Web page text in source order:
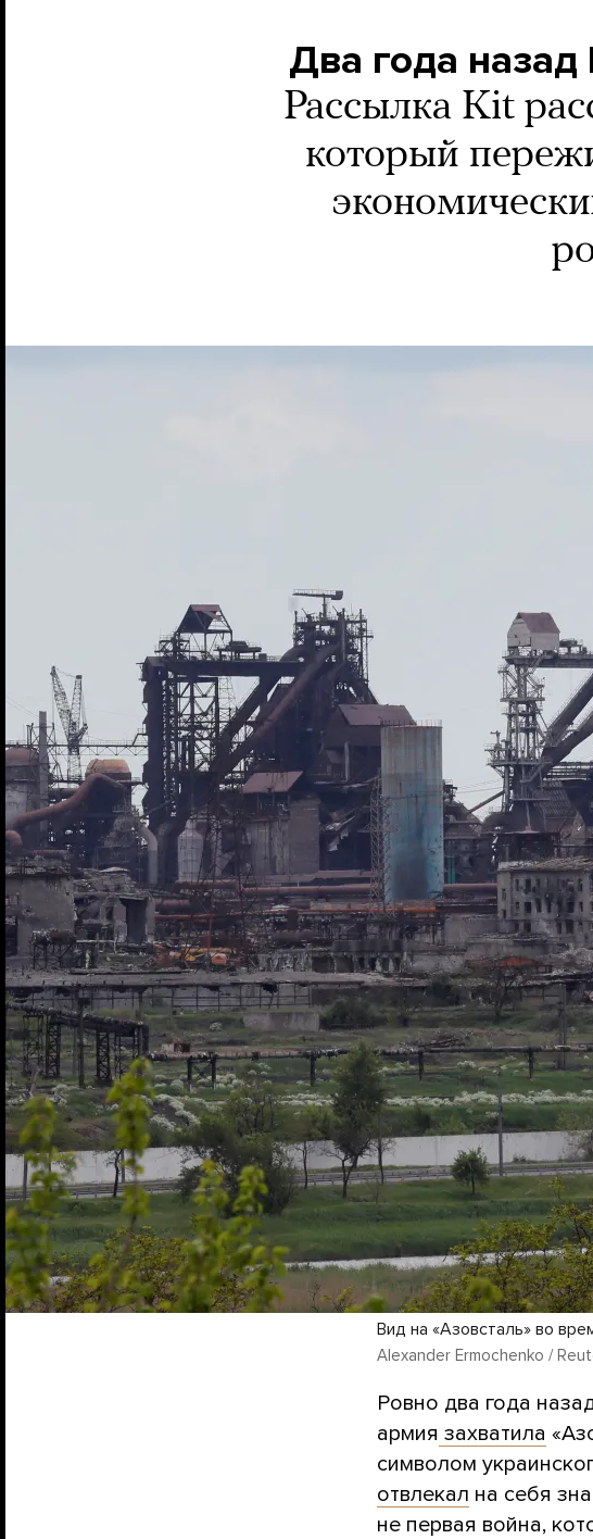
Два года назад
Рассылка Kit
который
Вид на «Азовсталь» во
Alexander Ermochenko /
Ровно два года
армия захватила
символом
отвлекал на себя
не первая война,